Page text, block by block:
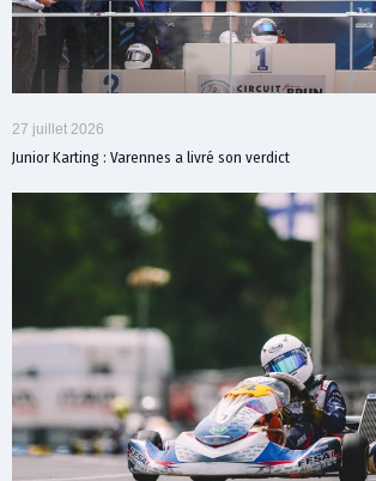
27 juillet 2026
Junior Karting : Varennes a livré son verdict